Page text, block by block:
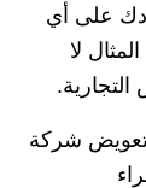
على أي
لا
التجارية.
تعويض شركة